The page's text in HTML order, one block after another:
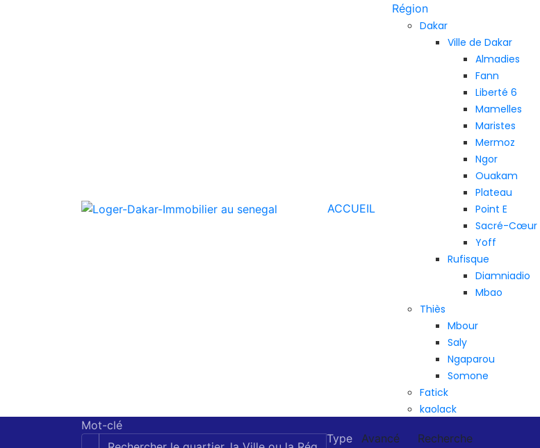
ACCUEIL
Région
Dakar
Ville de Dakar
Almadies
Fann
Liberté 6
Mamelles
Maristes
Mermoz
Ngor
Ouakam
Plateau
Point E
Sacré-Cœur
Yoff
Rufisque
Diamniadio
Mbao
Thiès
Mbour
Saly
Ngaparou
Somone
Fatick
kaolack
Mot-clé
Type
Avancé Recherche